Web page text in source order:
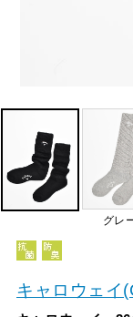
グレ
キャロウェイ